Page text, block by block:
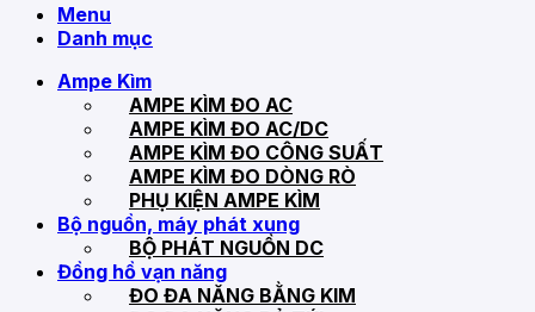
Menu
Danh mục
Ampe Kìm
AMPE KÌM ĐO AC
AMPE KÌM ĐO AC/DC
AMPE KÌM ĐO CÔNG SUẤT
AMPE KÌM ĐO DÒNG RÒ
PHỤ KIỆN AMPE KÌM
Bộ nguồn, máy phát xung
BỘ PHÁT NGUỒN DC
Đồng hồ vạn năng
ĐO ĐA NĂNG BẰNG KIM